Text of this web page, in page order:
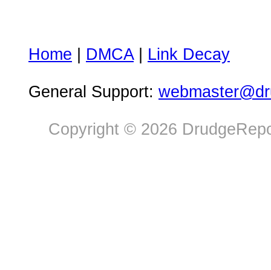
Home DMCA| Link Decay
General Support:
Copyright © 2026